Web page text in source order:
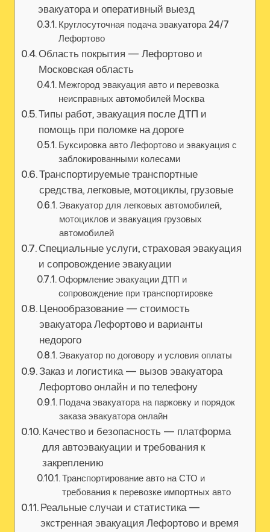
эвакуатора и оперативный выезд
Круглосуточная подача эвакуатора 24/7
Лефортово
Область покрытия — Лефортово и
Московская область
Межгород эвакуация авто и перевозка
неисправных автомобилей Москва
Типы работ, эвакуация после ДТП и
помощь при поломке на дороге
Буксировка авто Лефортово и эвакуация с
заблокированными колесами
Транспортируемые транспортные
средства, легковые, мотоциклы, грузовые
Эвакуатор для легковых автомобилей,
мотоциклов и эвакуация грузовых
автомобилей
Специальные услуги, страховая эвакуация
и сопровождение эвакуации
Оформление эвакуации ДТП и
сопровождение при транспортировке
Ценообразование — стоимость
эвакуатора Лефортово и варианты
недорого
Эвакуатор по договору и условия оплаты
Заказ и логистика — вызов эвакуатора
Лефортово онлайн и по телефону
Подача эвакуатора на парковку и порядок
заказа эвакуатора онлайн
Качество и безопасность — платформа
для автоэвакуации и требования к
закреплению
Транспортирование авто на СТО и
требования к перевозке импортных авто
Реальные случаи и статистика —
экстренная эвакуация Лефортово и время